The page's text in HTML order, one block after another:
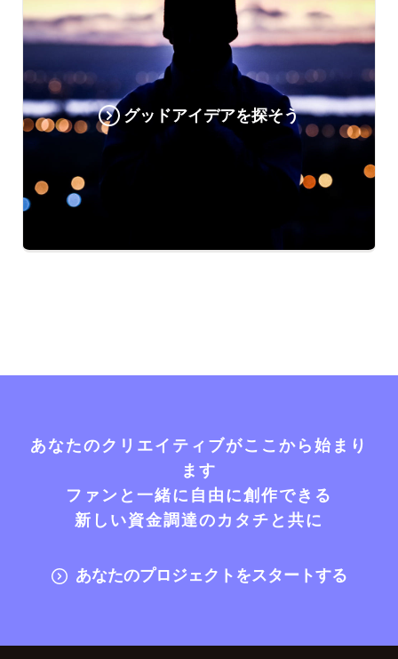
グッドアイデアを探そう
あなたのクリエイティブがここから始まり
ます
ファンと一緒に自由に創作できる
新しい資金調達のカタチと共に
あなたのプロジェクトをスタートする